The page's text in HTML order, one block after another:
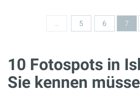
Seiten
5 6 7
10 Fotospots in
Sie kennen